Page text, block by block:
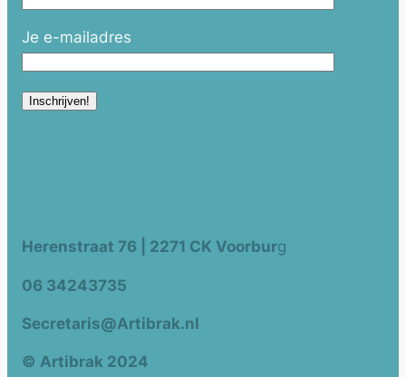
Je e-mailadres
Herenstraat 76 | 2271 CK Voorburg
06 34243735
Secretaris@Artibrak.nl
© Artibrak 2024